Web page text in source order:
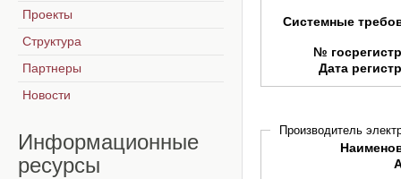
Системные
№
Дата
Производитель
Проекты
Структура
Партнеры
Новости
Информационные
ресурсы